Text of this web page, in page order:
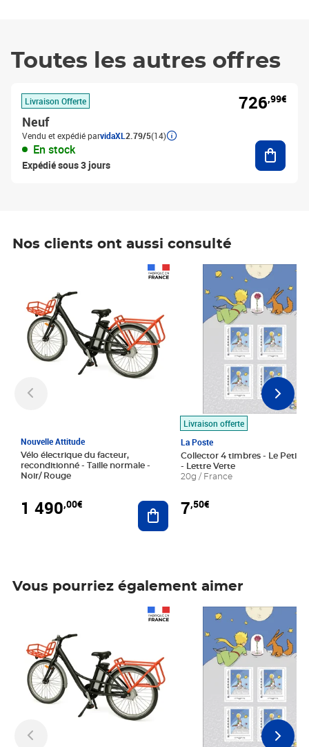
Toutes les autres offres
Livraison Offerte
Neuf
Vendu et expédié parvidaXL 2.79/5(14)
En stock
Expédié sous 3 jours
726,99€
Nos clients ont aussi consulté
Nouvelle Attitude
Vélo électrique du facteur,
reconditionné - Taille normale -
Noir/ Rouge
1 490,00€ Ajouter au panier
Livraison offerte
La Poste
Collector 4 timbres - Le Petit
- Lettre Verte
20g / France
7,50€
Prix 7,50€
Vous pourriez également aimer
Prix 7,50€